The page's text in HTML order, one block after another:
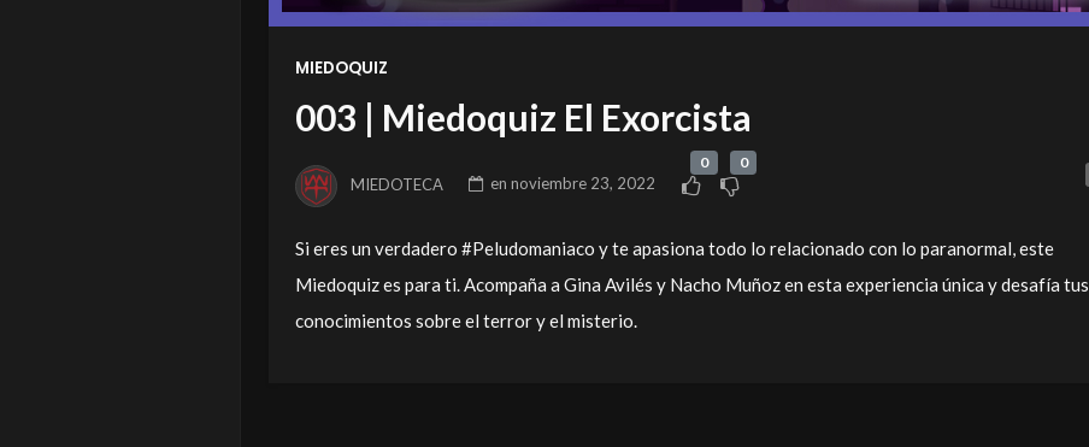
MIEDOQUIZ
003 | Miedoquiz El Exorcista
MIEDOTECA en noviembre 23, 2022
0 0
Si eres un verdadero #Peludomaniaco y te apasiona todo lo relacionado con lo paranormal, este
Miedoquiz es para ti. Acompaña a Gina Avilés y Nacho Muñoz en esta experiencia única y desafía tus
conocimientos sobre el terror y el misterio.